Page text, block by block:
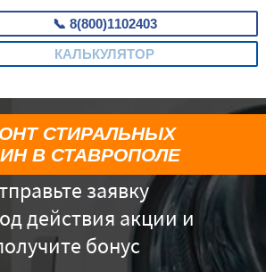
📞 8(800)1102403
КАЛЬКУЛЯТОР
заявку
действия акции и
бонус
СТИРАЛЬНЫХ
В СТАВРОПОЛЕ